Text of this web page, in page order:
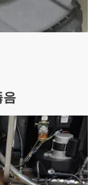
음